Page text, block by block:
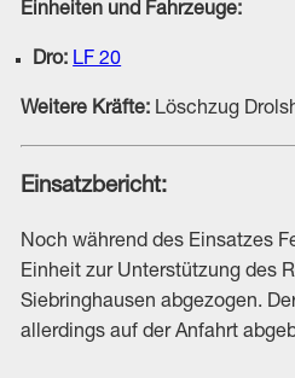
Einheiten und Fahrzeuge:
Dro: LF 20
Weitere Kräfte: Löschzug
Einsatzbericht:
Noch während des Einsatzes
Einheit zur Unterstützung des
Siebringhausen abgezogen.
allerdings auf der Anfahrt